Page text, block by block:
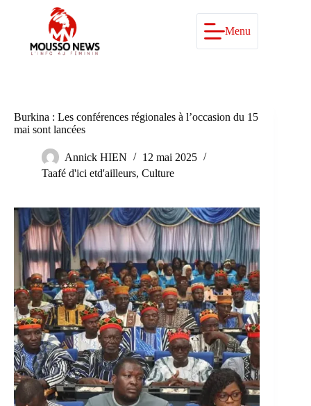
Menu
Burkina : Les conférences régionales à l’occasion du 15
mai sont lancées
Annick HIEN
12 mai 2025
Taafé d'ici etd'ailleurs, Culture